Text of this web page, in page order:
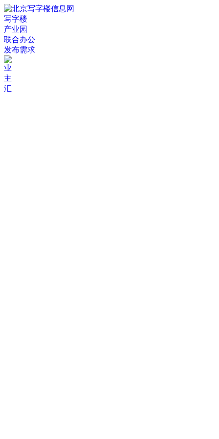
写字楼
产业园
联合办公
发布需求